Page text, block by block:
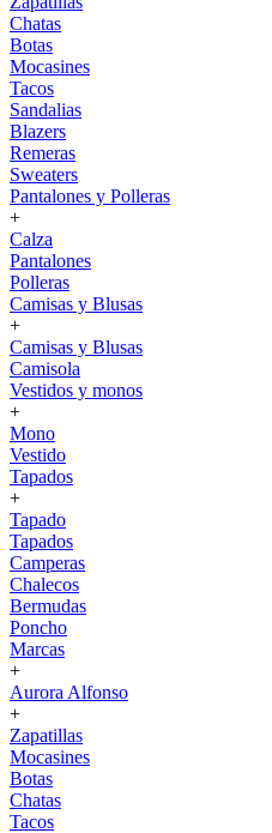
Chatas
Botas
Mocasines
Tacos
Sandalias
Blazers
Remeras
Sweaters
Pantalones y Polleras
+
Calza
Pantalones
Polleras
Camisas y Blusas
+
Camisas y Blusas
Camisola
Vestidos y monos
+
Mono
Vestido
Tapados
+
Tapado
Tapados
Camperas
Chalecos
Bermudas
Poncho
Marcas
+
Aurora Alfonso
+
Zapatillas
Mocasines
Botas
Chatas
Tacos